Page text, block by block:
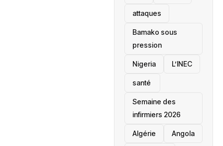
attaques
Bamako sous
pression
‎Nigeria L’INEC
santé ‎
Semaine des
infirmiers 2026
‎Algérie Angola